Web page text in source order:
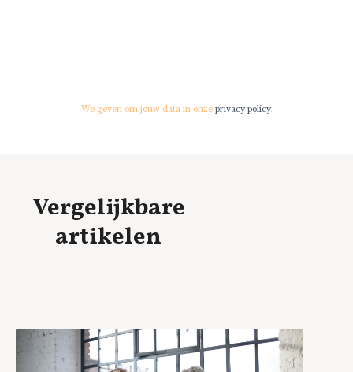
We geven om jouw data in onze privacy policy.
Vergelijkbare
artikelen